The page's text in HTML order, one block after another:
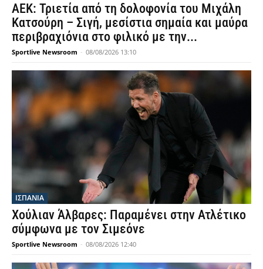
ΑΕΚ: Τριετία από τη δολοφονία του Μιχάλη
Κατσούρη – Σιγή, μεσίστια σημαία και μαύρα
περιβραχιόνια στο φιλικό με την...
Sportlive Newsroom - 08/08/2026 13:10
ΙΣΠΑΝΙΑ
Χούλιαν Άλβαρες: Παραμένει στην Ατλέτικο
σύμφωνα με τον Σιμεόνε
Sportlive Newsroom - 08/08/2026 12:40